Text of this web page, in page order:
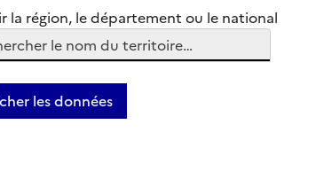
la région, le département ou le national
le nom du territoire…
les données